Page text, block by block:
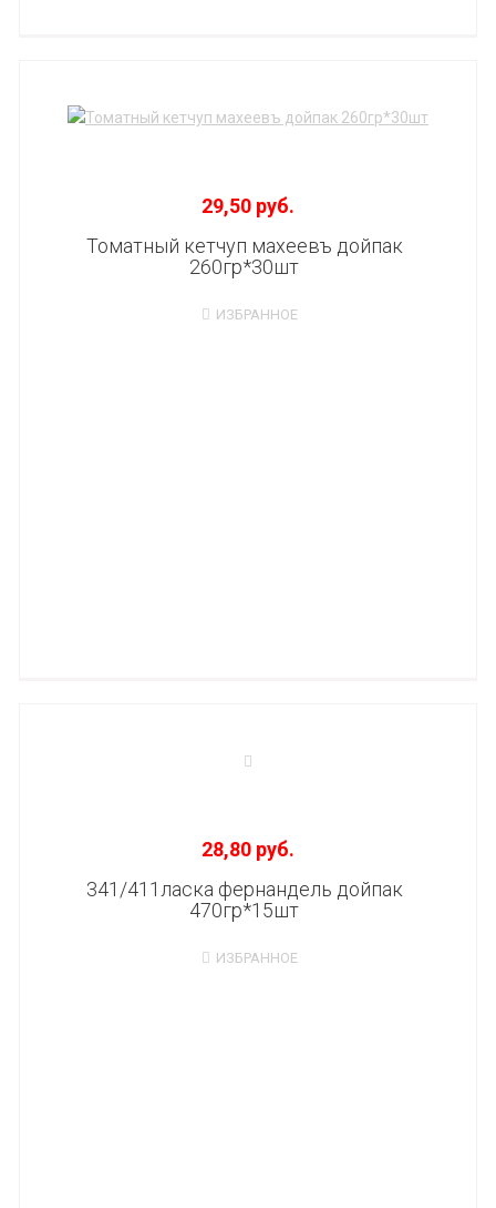
29,50 руб.
Томатный кетчуп махеевъ дойпак
260гр*30шт
ИЗБРАННОЕ
28,80 руб.
341/411ласка фернандель дойпак
470гр*15шт
ИЗБРАННОЕ